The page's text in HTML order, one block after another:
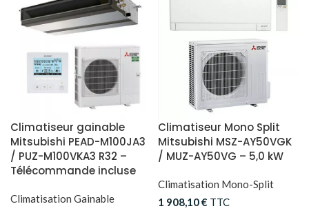
Climatiseur gainable
Mitsubishi PEAD-M100JA3
/ PUZ-M100VKA3 R32 –
Télécommande incluse
Climatisation Gainable
Climatiseur Mono Split
Mitsubishi MSZ-AY50VGK
/ MUZ-AY50VG – 5,0 kW
Climatisation Mono-Split
1 908,10€ TTC